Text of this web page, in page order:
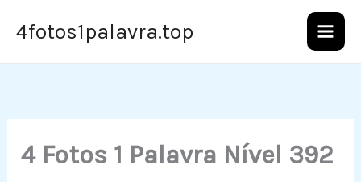
para4fotos1palavra.top
4 Fotos 1 Palavra Nível 392